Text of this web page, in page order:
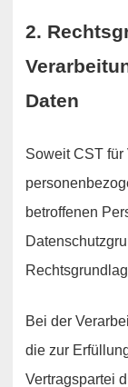
2.
Daten
Soweit CST
betroffenen
Bei der
die zur
Vertragspartei